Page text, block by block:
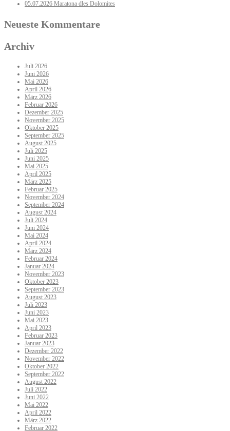
05.07.2026 Maratona dles Dolomites
Neueste Kommentare
Archiv
Juli 2026
Juni 2026
Mai 2026
April 2026
März 2026
Februar 2026
Dezember 2025
November 2025
Oktober 2025
September 2025
August 2025
Juli 2025
Juni 2025
Mai 2025
April 2025
März 2025
Februar 2025
November 2024
September 2024
August 2024
Juli 2024
Juni 2024
Mai 2024
April 2024
März 2024
Februar 2024
Januar 2024
November 2023
Oktober 2023
September 2023
August 2023
Juli 2023
Juni 2023
Mai 2023
April 2023
Februar 2023
Januar 2023
Dezember 2022
November 2022
Oktober 2022
September 2022
August 2022
Juli 2022
Juni 2022
Mai 2022
April 2022
März 2022
Februar 2022